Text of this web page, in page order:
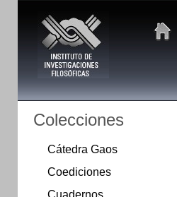
Colecciones
Cátedra Gaos
Coediciones
Cuadernos